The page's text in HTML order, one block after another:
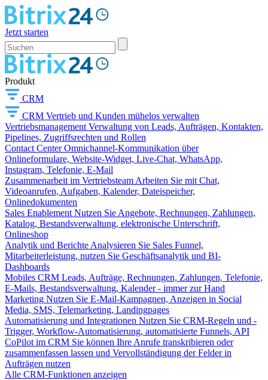
Jetzt starten
Produkt
CRM
CRM Vertrieb und Kunden mühelos verwalten
Vertriebsmanagement Verwaltung von Leads, Aufträgen, Kontakten,
Pipelines, Zugriffsrechten und Rollen
Contact Center Omnichannel-Kommunikation über
Onlineformulare, Website-Widget, Live-Chat, WhatsApp,
Instagram, Telefonie, E-Mail
Zusammenarbeit im Vertriebsteam Arbeiten Sie mit Chat,
Videoanrufen, Aufgaben, Kalender, Dateispeicher,
Onlinedokumenten
Sales Enablement Nutzen Sie Angebote, Rechnungen, Zahlungen,
Katalog, Bestandsverwaltung, elektronische Unterschrift,
Onlineshop
Analytik und Berichte Analysieren Sie Sales Funnel,
Mitarbeiterleistung, nutzen Sie Geschäftsanalytik und BI-
Dashboards
Mobiles CRM Leads, Aufträge, Rechnungen, Zahlungen, Telefonie,
E-Mails, Bestandsverwaltung, Kalender - immer zur Hand
Marketing Nutzen Sie E-Mail-Kampagnen, Anzeigen in Social
Media, SMS, Telemarketing, Landingpages
Automatisierung und Integrationen Nutzen Sie CRM-Regeln und -
Trigger, Workflow-Automatisierung, automatisierte Funnels, API
CoPilot im CRM Sie können Ihre Anrufe transkribieren oder
zusammenfassen lassen und Vervollständigung der Felder in
Aufträgen nutzen
Alle CRM-Funktionen anzeigen